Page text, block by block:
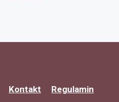
Kontakt Regulamin